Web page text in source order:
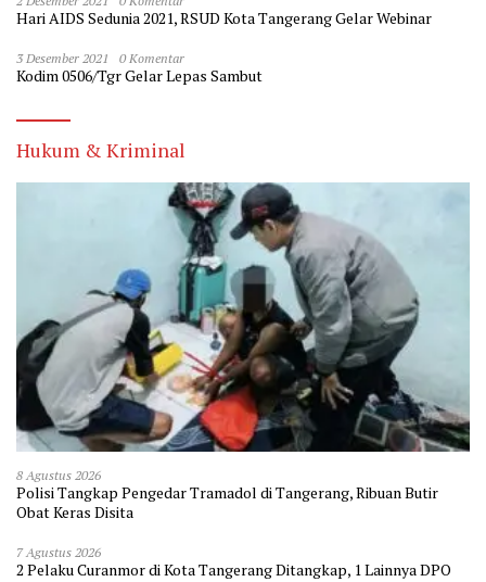
Hari AIDS Sedunia 2021, RSUD Kota Tangerang Gelar Webinar
3 Desember 2021 0 Komentar
Kodim 0506/Tgr Gelar Lepas Sambut
Hukum & Kriminal
8 Agustus 2026
Polisi Tangkap Pengedar Tramadol di Tangerang, Ribuan Butir
Obat Keras Disita
7 Agustus 2026
2 Pelaku Curanmor di Kota Tangerang Ditangkap, 1 Lainnya DPO